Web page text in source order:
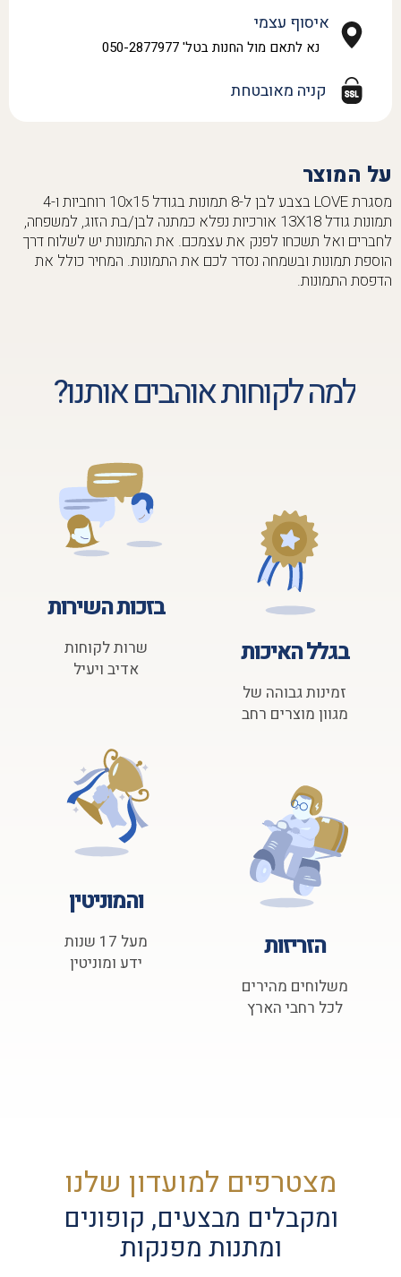
איסוף עצמי
נא לתאם מול החנות בטל' 050-2877977
קניה מאובטחת
על המוצר
מסגרת LOVE בצבע לבן ל-8 תמונות בגודל 10x15 רוחביות ו-4
תמונות גודל 13X18 אורכיות נפלא כמתנה לבן/בת הזוג, למשפחה,
לחברים ואל תשכחו לפנק את עצמכם. את התמונות יש לשלוח דרך
הוספת תמונות ובשמחה נסדר לכם את התמונות. המחיר כולל את
הדפסת התמונות.
למה לקוחות אוהבים אותנו?
בגלל האיכות
זמינות גבוהה של
מגוון מוצרים רחב
בזכות השירות
שרות לקוחות
אדיב ויעיל
הזריזות
משלוחים מהירים
לכל רחבי הארץ
והמוניטין
מעל 17 שנות
ידע ומוניטין
מצטרפים למועדון שלנו
ומקבלים מבצעים, קופונים
ומתנות מפנקות